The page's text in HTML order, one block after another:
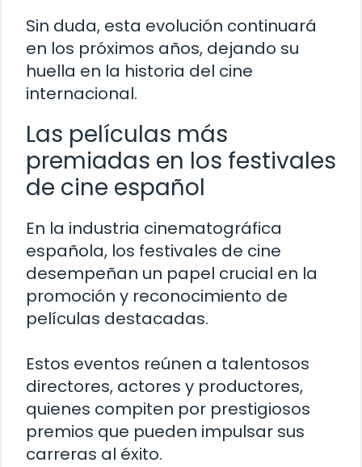
Sin duda, esta evolución continuará
en los próximos años, dejando su
huella en la historia del cine
internacional.
Las películas más
premiadas en los festivales
de cine español
En la industria cinematográfica
española, los festivales de cine
desempeñan un papel crucial en la
promoción y reconocimiento de
películas destacadas.
Estos eventos reúnen a talentosos
directores, actores y productores,
quienes compiten por prestigiosos
premios que pueden impulsar sus
carreras al éxito.